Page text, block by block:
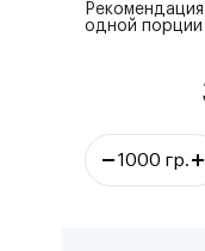
Рекомендация
одной порции